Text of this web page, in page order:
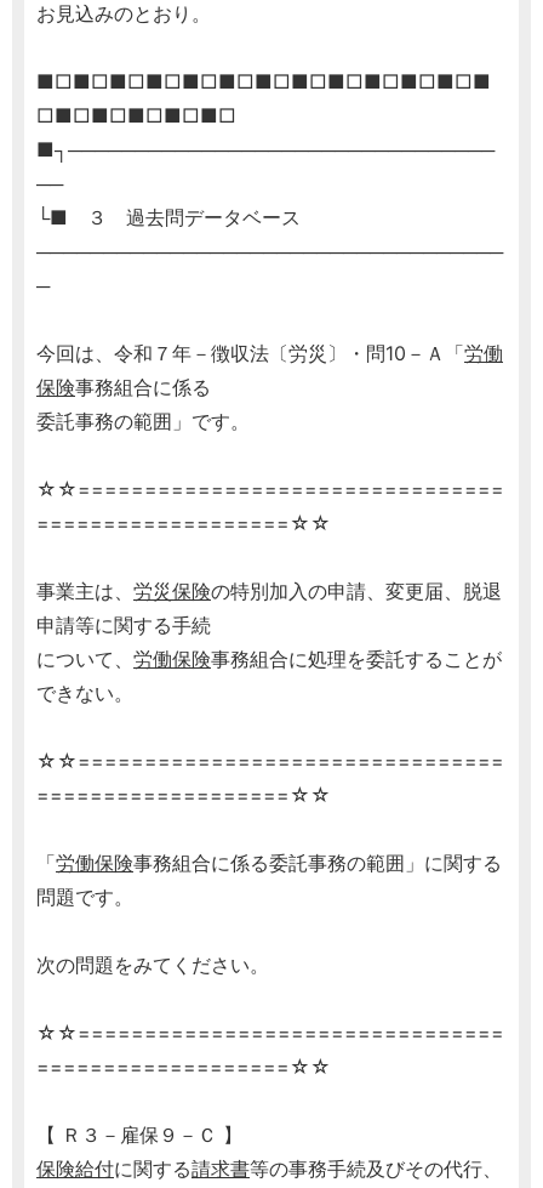
お見込みのとおり。
■□■□■□■□■□■□■□■□■□■□■□■□■
□■□■□■□■□■□
■┐────────────────────────────────
──
└■ ３ 過去問データベース
───────────────────────────────────
─
今回は、令和７年－徴収法〔労災〕・問10－Ａ「労働
保険事務組合に係る
委託事務の範囲」です。
☆☆================================
===================☆☆
事業主は、 労災保険の特別加入の申請、変更届、脱退
申請等に関する手続
について、 労働保険事務組合に処理を委託することが
できない。
☆☆================================
===================☆☆
「労働保険事務組合に係る委託事務の範囲」に関する
問題です。
次の問題をみてください。
☆☆================================
===================☆☆
【 Ｒ３－雇保９－Ｃ 】
保険給付に関する請求書等の事務手続及びその代行、